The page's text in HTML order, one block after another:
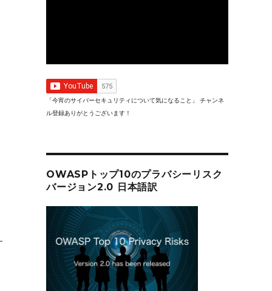
）について” の
「今宵のサイバーセキュリティについて気になること」 チャンネ
ル登録ありがとうございます！
OWASPトップ10のプラバシーリスク
バージョン2.0 日本語訳